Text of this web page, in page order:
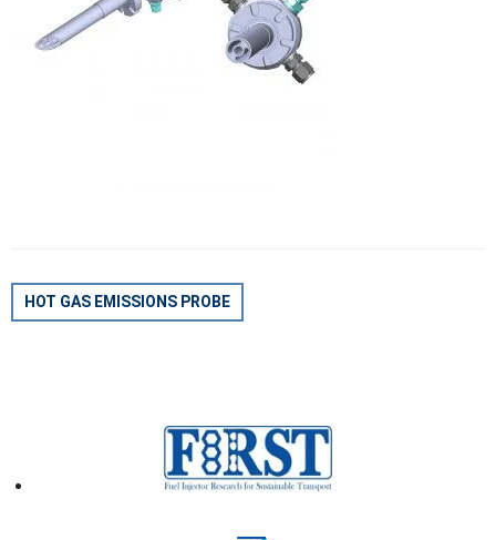
BEITRAGSNAVIGATION
HOT GAS EMISSIONS PROBE